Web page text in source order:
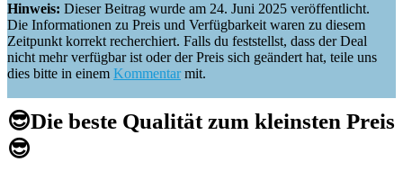
Hinweis: Dieser Beitrag wurde am 24. Juni 2025 veröffentlicht.
Die Informationen zu Preis und Verfügbarkeit waren zu diesem
Zeitpunkt korrekt recherchiert. Falls du feststellst, dass der Deal
nicht mehr verfügbar ist oder der Preis sich geändert hat, teile uns
dies bitte in einem Kommentarmit.
😎Die beste Qualität zum kleinsten Preis
😎